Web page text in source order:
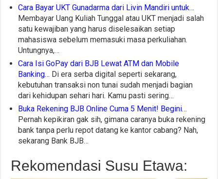
Cara Bayar UKT Gunadarma dari Livin Mandiri untuk…
Membayar Uang Kuliah Tunggal atau UKT menjadi salah
satu kewajiban yang harus diselesaikan setiap
mahasiswa sebelum memasuki masa perkuliahan.
Untungnya,…
Cara Isi GoPay dari BJB Lewat ATM dan Mobile
Banking… Di era serba digital seperti sekarang,
kebutuhan transaksi non tunai sudah menjadi bagian
dari kehidupan sehari hari. Kamu pasti sering…
Buka Rekening BJB Online Cuma 5 Menit! Begini…
Pernah kepikiran gak sih, gimana caranya buka rekening
bank tanpa perlu repot datang ke kantor cabang? Nah,
sekarang Bank BJB…
Rekomendasi Susu Etawa: